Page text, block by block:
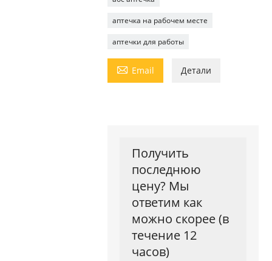
аптечка на рабочем месте
аптечки для работы
 Email Детали
Получить
последнюю
цену? Мы
ответим как
можно скорее (в
течение 12
часов)